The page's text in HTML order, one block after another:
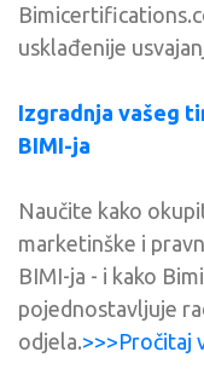
usklađenije
Izgradnja vašeg
BIMI-ja
Naučite kako
marketinške i
BIMI-ja - i kako
pojednostavljuje
odjela.>>>Pročitaj